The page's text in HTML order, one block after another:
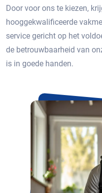
Door voor ons te kiezen,
hooggekwalificeerde
service gericht op het
de betrouwbaarheid van
is in goede handen.